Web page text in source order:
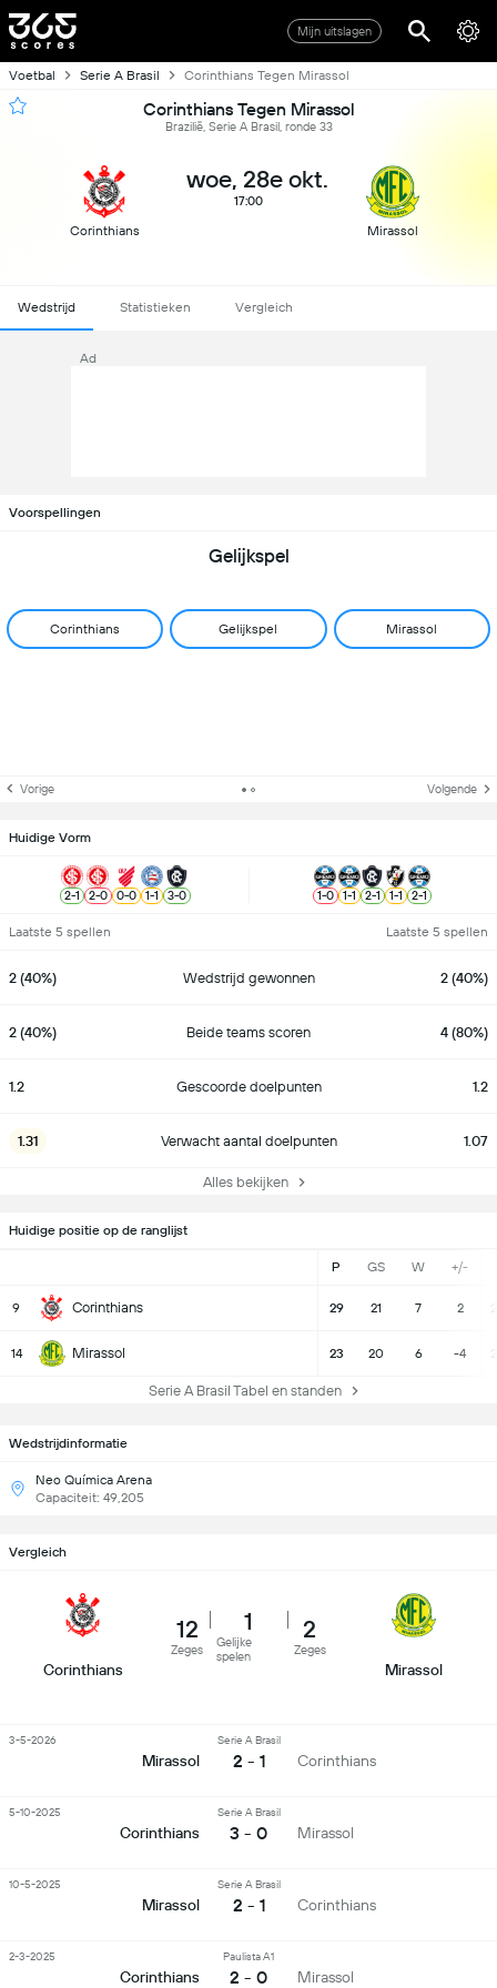
Mijn uitslagen
Voetbal Serie A Brasil Corinthians Tegen Mirassol
Corinthians Tegen Mirassol
Brazilië, Serie A Brasil, ronde 33
Corinthians
woe, 28e okt.
17:00
Mirassol
Wedstrijd Statistieken Vergleich
Ad
Voorspellingen
Gelijkspel
Corinthians Gelijkspel Mirassol
Vorige Volgende
Huidige Vorm
2-1 2-0 0-0 1-1 3-0 1-0 1-1 2-1 1-1 2-1
Laatste 5 spellen Laatste 5 spellen
2 (40%) Wedstrijd gewonnen 2 (40%)
2 (40%) Beide teams scoren 4 (80%)
1.2 Gescoorde doelpunten 1.2
1.31 Verwacht aantal doelpunten 1.07
Alles bekijken
Huidige positie op de ranglijst
P GS W +/-
9 Corinthians 29 21 7 2
14 Mirassol 23 20 6 -4
Serie A Brasil Tabel en standen
Wedstrijdinformatie
Neo Química Arena
Capaciteit: 49,205
Vergleich
Corinthians
12
Zeges
1
Gelijke
spelen
2
Zeges
Mirassol
Mirassol
Serie A Brasil
2 - 1 Corinthians
3-5-2026
Corinthians
Serie A Brasil
3 - 0 Mirassol
5-10-2025
Mirassol
Serie A Brasil
2 - 1 Corinthians
10-5-2025
Corinthians
Paulista A1
2 - 0 Mirassol
2-3-2025